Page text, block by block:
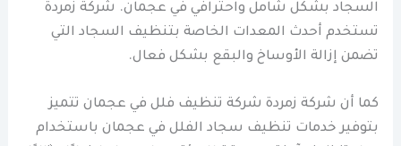
السجاد بشكل شامل واحترافي في عجمان. شركة زمردة
تستخدم أحدث المعدات الخاصة بتنظيف السجاد التي
تضمن إزالة الأوساخ والبقع بشكل فعال.
كما أن شركة زمردة شركة تنظيف فلل في عجمان تتميز
بتوفير خدمات تنظيف سجاد الفلل في عجمان باستخدام